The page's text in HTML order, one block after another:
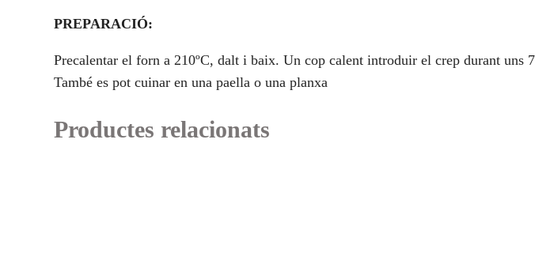
PREPARACIÓ:
Precalentar el forn a 210ºC, dalt i baix. Un cop calent introduir el crep durant uns
També es pot cuinar en una paella o una planxa
Productes relacionats